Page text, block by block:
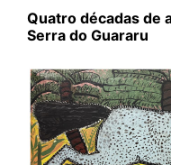
Quatro décadas de
Serra do Guararu